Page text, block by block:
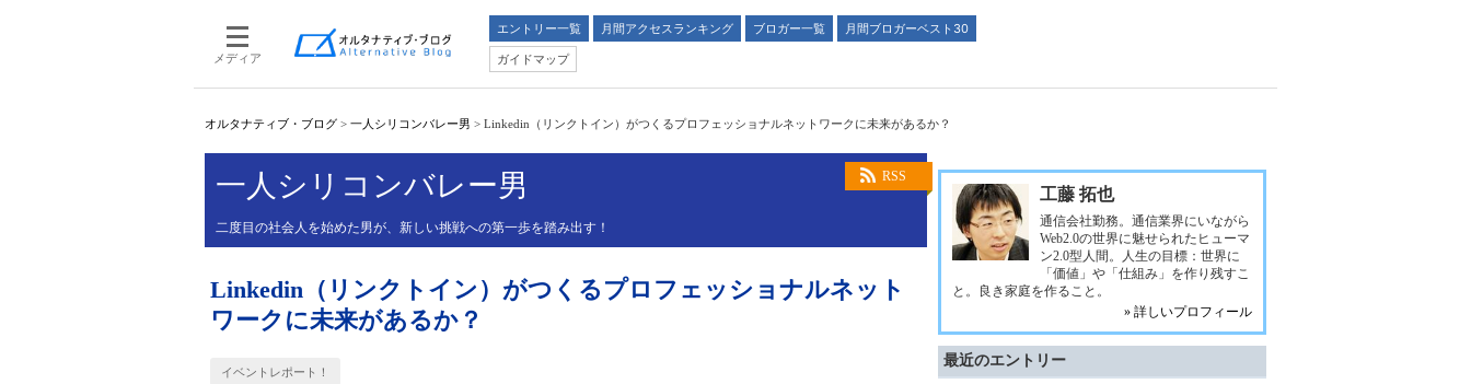
メディア
エントリー一覧 月間アクセスランキング ブロガー一覧
月間ブロガーベスト30
ガイドマップ
オルタナティブ・ブログ > 一人シリコンバレー男 > Linkedin（リンクトイン）がつくるプロフェッショナルネットワークに未来があるか？
RSS
一人シリコンバレー男
二度目の社会人を始めた男が、新しい挑戦への第一歩を踏み出す！
Linkedin（リンクトイン）がつくるプロフェッショナルネット
ワークに未来があるか？
イベントレポート！
工藤 拓也
通信会社勤務。通信業界にいながら
Web2.0の世界に魅せられたヒューマ
ン2.0型人間。人生の目標：世界に
「価値」や「仕組み」を作り残すこ
と。良き家庭を作ること。
» 詳しいプロフィール
最近のエントリー